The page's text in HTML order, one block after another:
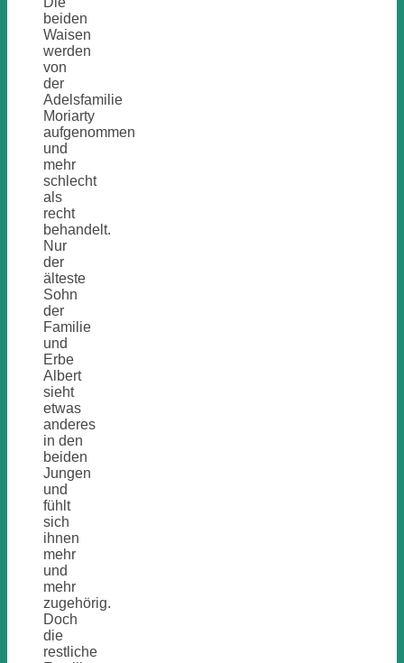
beiden
Waisen
werden
von
der
Adelsfamilie
Moriarty
aufgenommen
und
mehr
schlecht
als
recht
behandelt.
Nur
der
älteste
Sohn
der
Familie
und
Erbe
Albert
sieht
etwas
anderes
in den
beiden
Jungen
und
fühlt
sich
ihnen
mehr
und
mehr
zugehörig.
Doch
die
restliche